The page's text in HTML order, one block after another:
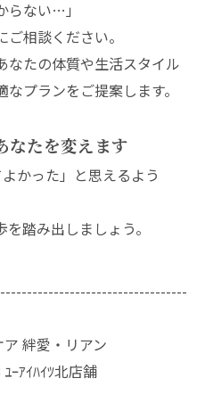
らない…」
相談ください。
なたの体質や生活スタイル
プランをご提案します。
なたを変えます
かった」と思えるよう
踏み出しましょう。
絆愛・リアン
ｰｱｲﾊｲﾂ北店舗